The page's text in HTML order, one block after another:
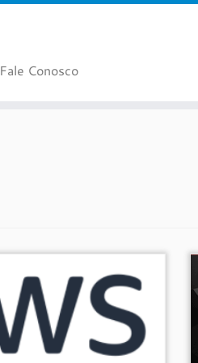
Fale Conosco